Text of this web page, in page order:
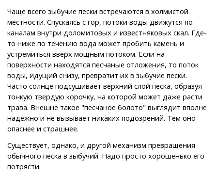
Чаще всего зыбучие пески встречаются в холмистой
местности. Спускаясь с гор, потоки воды движутся по
каналам внутри доломитовых и известняковых скал. Где-
то ниже по течению вода может пробить камень и
устремиться вверх мощным потоком. Если на
поверхности находятся песчаные отложения, то поток
воды, идущий снизу, превратит их в зыбучие пески.
Часто солнце подсушивает верхний слой песка, образуя
тонкую твердую корочку, на которой может даже расти
трава. Внешне такое "песчаное болото" выглядит вполне
надежно и не вызывает никаких подозрений. Тем оно
опаснее и страшнее.
Существует, однако, и другой механизм превращения
обычного песка в зыбучий. Надо просто хорошенько его
потрясти.